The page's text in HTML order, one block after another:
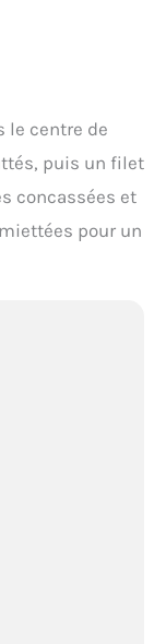
le centre de
puis un filet
concassées et
pour un